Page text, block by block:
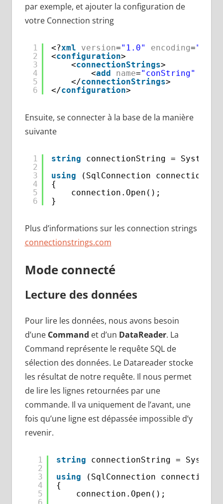
par exemple, et ajouter la configuration de
votre Connection string
1
2
3
4
5
6
<?xml version="1.0" encoding="utf-
<configuration>
<connectionStrings>
<add name="conString"
</connectionStrings>
</configuration>
Ensuite, se connecter à la base de la manière
suivante
1
2
3
4
5
6
string
connectionString =
using
(SqlConnection connection =
{
connection.Open();
}
Plus d’informations sur les connection strings
connectionstrings.com
Mode connecté
Lecture des données
Pour lire les données, nous avons besoin
d’une Command et d’un DataReader. La
Command représente le requête SQL de
sélection des données. Le Datareader stocke
les résultat de notre requête. Il nous permet
de lire les lignes retournées par une
commande. Il va uniquement de l’avant, une
fois qu’une ligne est dépassée impossible d’y
revenir.
1
2
3
4
5
string
connectionString =
using
(SqlConnection connection
{
connection.Open();